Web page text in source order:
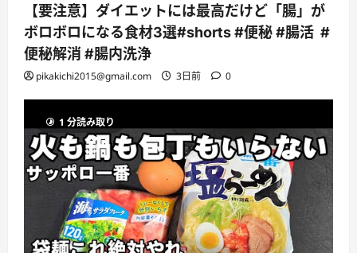
【要注意】ダイエットには最高だけど「腸」が
ボロボロになる食材3選#shorts #便秘 #腸活 #
便秘解消 #腸内洗浄
pikakichi2015@gmail.com 3日前 0
1 分読み取り